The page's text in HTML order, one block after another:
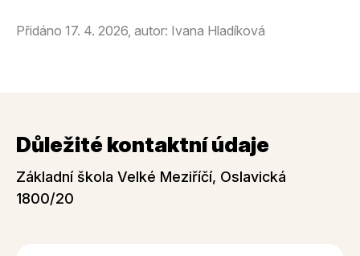
Přidáno 17. 4. 2026, autor: Ivana Hladíková
Důležité kontaktní údaje
Základní škola Velké Meziříčí, Oslavická
1800/20